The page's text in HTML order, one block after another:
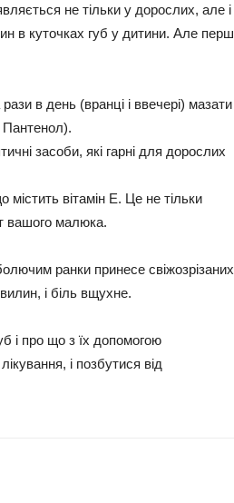
не тільки у дорослих, але і
в куточках губ у дитини. Але перш
в день (вранці і ввечері) мазати
Пантенол).
засоби, які гарні для дорослих
вітамін Е. Це не тільки
вашого малюка.
ранки принесе свіжозрізаних
і біль вщухне.
і про що з їх допомогою
і позбутися від